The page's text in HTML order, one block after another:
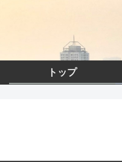
トップ